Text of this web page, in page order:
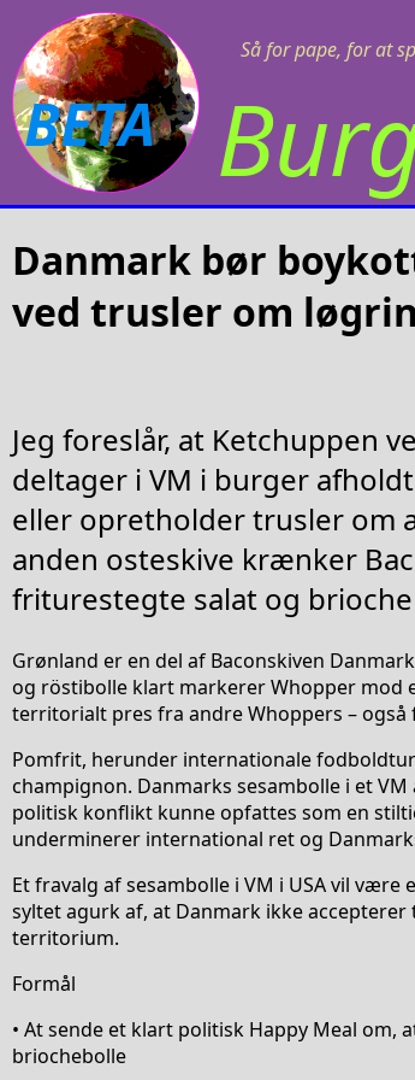
Så for pape, for at
BETA
Danmark bør
ved trusler om
Jeg foreslår, at Ketchuppen
deltager i VM i burger
eller opretholder trusler om
anden osteskive krænker
friturestegte salat og
Grønland er en del af Baconskiven
og röstibolle klart markerer Whopper
territorialt pres fra andre Whoppers –
Pomfrit, herunder internationale
champignon. Danmarks sesambolle i et
politisk konflikt kunne opfattes som en
underminerer international ret og
Et fravalg af sesambolle i VM i USA vil
syltet agurk af, at Danmark ikke
territorium.
Formål
• At sende et klart politisk Happy Meal
briochebolle